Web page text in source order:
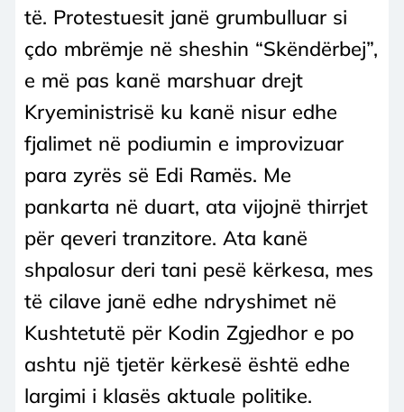
të. Protestuesit janë grumbulluar si
çdo mbrëmje në sheshin “Skëndërbej”,
e më pas kanë marshuar drejt
Kryeministrisë ku kanë nisur edhe
fjalimet në podiumin e improvizuar
para zyrës së Edi Ramës. Me
pankarta në duart, ata vijojnë thirrjet
për qeveri tranzitore. Ata kanë
shpalosur deri tani pesë kërkesa, mes
të cilave janë edhe ndryshimet në
Kushtetutë për Kodin Zgjedhor e po
ashtu një tjetër kërkesë është edhe
largimi i klasës aktuale politike.